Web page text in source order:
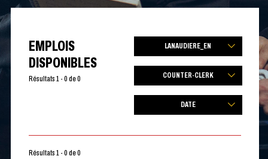
EMPLOIS
DISPONIBLES
Résultats 1 - 0 de 0
LANAUDIERE_EN
COUNTER-CLERK
DATE
Résultats 1 - 0 de 0